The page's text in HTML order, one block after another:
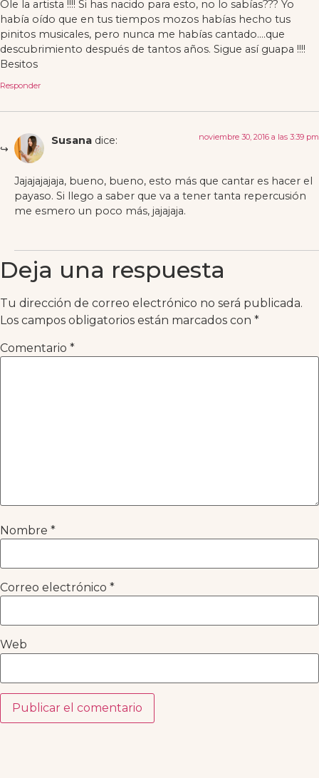
Ole la artista !!!! Si has nacido para esto, no lo sabías??? Yo
había oído que en tus tiempos mozos habías hecho tus
pinitos musicales, pero nunca me habías cantado….que
descubrimiento después de tantos años. Sigue así guapa !!!!
Besitos
Responder
Susana dice: noviembre 30, 2016 a las 3:39 pm
Jajajajajaja, bueno, bueno, esto más que cantar es hacer el
payaso. Si llego a saber que va a tener tanta repercusión
me esmero un poco más, jajajaja.
Deja una respuesta
Tu dirección de correo electrónico no será publicada.
Los campos obligatorios están marcados con *
Comentario *
Nombre *
Correo electrónico *
Web